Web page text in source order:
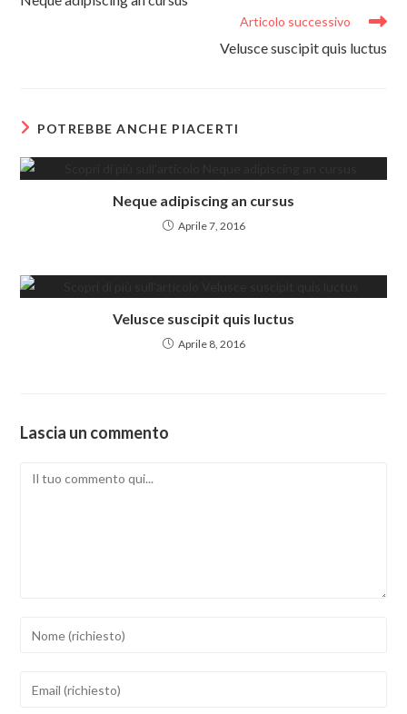
articoli
Articolo successivo
Velusce suscipit quis luctus
POTREBBE ANCHE PIACERTI
Neque adipiscing an cursus
Aprile 7, 2016
Velusce suscipit quis luctus
Aprile 8, 2016
Lascia un commento
Commento
nome
Inserisci